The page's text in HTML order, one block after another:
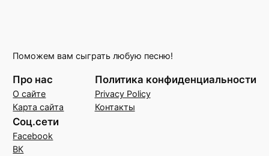
Поможем вам сыграть любую песню!
Про нас
О сайте
Карта сайта
Политика конфиденциальности
Privacy Policy
Контакты
Соц.сети
Facebook
ВК